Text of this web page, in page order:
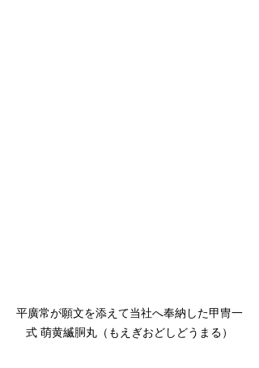
平廣常が願文を添えて当社へ奉納した甲冑一
式 萌黄縅胴丸（もえぎおどしどうまる）